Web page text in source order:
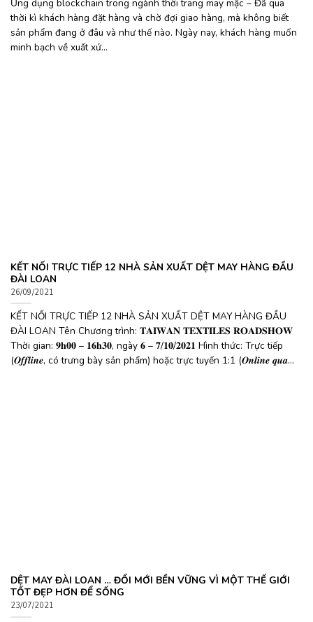
Ứng dụng blockchain trong ngành thời trang may mặc – Đã qua
thời kì khách hàng đặt hàng và chờ đợi giao hàng, mà không biết
sản phẩm đang ở đâu và như thế nào. Ngày nay, khách hàng muốn
minh bạch về xuất xứ...
KẾT NỐI TRỰC TIẾP 12 NHÀ SẢN XUẤT DỆT MAY HÀNG ĐẦU
ĐÀI LOAN
26/09/2021
KẾT NỐI TRỰC TIẾP 12 NHÀ SẢN XUẤT DỆT MAY HÀNG ĐẦU
ĐÀI LOAN Tên Chương trình: 𝐓𝐀𝐈𝐖𝐀𝐍 𝐓𝐄𝐗𝐓𝐈𝐋𝐄𝐒 𝐑𝐎𝐀𝐃𝐒𝐇𝐎𝐖
Thời gian: 𝟗𝐡𝟎𝟎 – 𝟏𝟔𝐡𝟑𝟎, ngày 𝟔 – 𝟕/𝟏𝟎/𝟐𝟎𝟐𝟏 Hình thức: Trực tiếp
(𝑶𝒇𝒇𝒍𝒊𝒏𝒆, có trưng bày sản phẩm) hoặc trực tuyến 1:1 (𝑶𝒏𝒍𝒊𝒏𝒆 𝒒𝒖𝒂...
DỆT MAY ĐÀI LOAN … ĐỔI MỚI BỀN VỮNG VÌ MỘT THẾ GIỚI
TỐT ĐẸP HƠN ĐỂ SỐNG
23/07/2021